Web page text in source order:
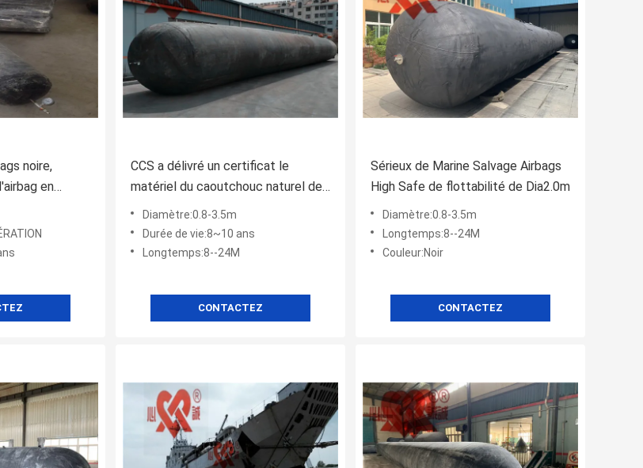
noire,
en
CCS a délivré un certificat le
matériel du caoutchouc naturel de
Marine Salvage Air Lift Bags
Diamètre:0.8-3.5m
Durée de vie:8~10 ans
Longtemps:8--24M
CONTACTEZ
Sérieux de Marine Salvage Airbags
High Safe de flottabilité de Dia2.0m
Diamètre:0.8-3.5m
Longtemps:8--24M
Couleur:Noir
CONTACTEZ